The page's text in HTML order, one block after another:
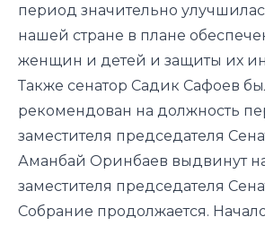
период значительно
нашей стране в плане
женщин и детей и защиты их
Также сенатор Садик Сафоев
рекомендован на должность
заместителя председателя
Аманбай Оринбаев выдвинут
заместителя председателя
Собрание продолжается.